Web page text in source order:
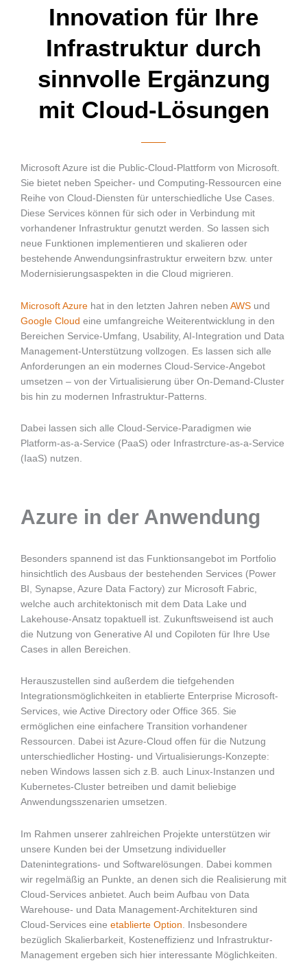
Innovation für Ihre
Infrastruktur durch
sinnvolle Ergänzung
mit Cloud-Lösungen
Microsoft Azure ist die Public-Cloud-Plattform von Microsoft.
Sie bietet neben Speicher- und Computing-Ressourcen eine
Reihe von Cloud-Diensten für unterschiedliche Use Cases.
Diese Services können für sich oder in Verbindung mit
vorhandener Infrastruktur genutzt werden. So lassen sich
neue Funktionen implementieren und skalieren oder
bestehende Anwendungsinfrastruktur erweitern bzw. unter
Modernisierungsaspekten in die Cloud migrieren.
Microsoft Azure hat in den letzten Jahren neben AWS und
Google Cloud eine umfangreiche Weiterentwicklung in den
Bereichen Service-Umfang, Usability, AI-Integration und Data
Management-Unterstützung vollzogen. Es lassen sich alle
Anforderungen an ein modernes Cloud-Service-Angebot
umsetzen – von der Virtualisierung über On-Demand-Cluster
bis hin zu modernen Infrastruktur-Patterns.
Dabei lassen sich alle Cloud-Service-Paradigmen wie
Platform-as-a-Service (PaaS) oder Infrastrcture-as-a-Service
(IaaS) nutzen.
Azure in der Anwendung
Besonders spannend ist das Funktionsangebot im Portfolio
hinsichtlich des Ausbaus der bestehenden Services (Power
BI, Synapse, Azure Data Factory) zur Microsoft Fabric,
welche auch architektonisch mit dem Data Lake und
Lakehouse-Ansatz topaktuell ist. Zukunftsweisend ist auch
die Nutzung von Generative AI und Copiloten für Ihre Use
Cases in allen Bereichen.
Herauszustellen sind außerdem die tiefgehenden
Integrationsmöglichkeiten in etablierte Enterprise Microsoft-
Services, wie Active Directory oder Office 365. Sie
ermöglichen eine einfachere Transition vorhandener
Ressourcen. Dabei ist Azure-Cloud offen für die Nutzung
unterschiedlicher Hosting- und Virtualisierungs-Konzepte:
neben Windows lassen sich z.B. auch Linux-Instanzen und
Kubernetes-Cluster betreiben und damit beliebige
Anwendungsszenarien umsetzen.
Im Rahmen unserer zahlreichen Projekte unterstützen wir
unsere Kunden bei der Umsetzung individueller
Datenintegrations- und Softwarelösungen. Dabei kommen
wir regelmäßig an Punkte, an denen sich die Realisierung mit
Cloud-Services anbietet. Auch beim Aufbau von Data
Warehouse- und Data Management-Architekturen sind
Cloud-Services eine etablierte Option . Insbesondere
bezüglich Skalierbarkeit, Kosteneffizienz und Infrastruktur-
Management ergeben sich hier interessante Möglichkeiten.